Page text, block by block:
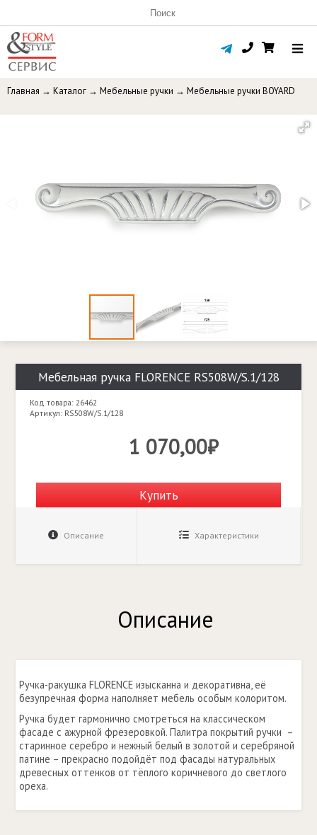
Главная → Каталог → Мебельные ручки → Мебельные ручки BOYARD
Мебельная ручка FLORENCE RS508W/S.1/128
Код товара: 26462
Артикул: RS508W/S.1/128
1 070,00₽
Купить
Описание Характеристики
Описание
Ручка-ракушка FLORENCE изысканна и декоративна, её
безупречная форма наполняет мебель особым колоритом.
Ручка будет гармонично смотреться на классическом
фасаде с ажурной фрезеровкой. Палитра покрытий ручки –
старинное серебро и нежный белый в золотой и серебряной
патине – прекрасно подойдёт под фасады натуральных
древесных оттенков от тёплого коричневого до светлого
ореха.